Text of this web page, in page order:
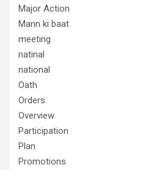
Major Action
Mann ki baat
meeting
natinal
national
Oath
Orders
Overview
Participation
Plan
Promotions